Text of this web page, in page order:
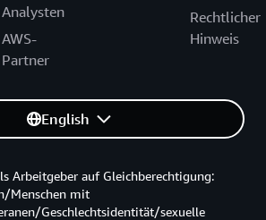
Analysten
AWS-
Partner
Rechtlicher
Hinweis
English
Arbeitgeber auf Gleichberechtigung:
Menschen mit
Geschlechtsidentität/sexuelle